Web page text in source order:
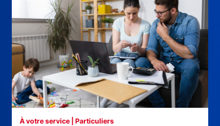
À votre service | Particuliers